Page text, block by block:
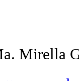
Mirella